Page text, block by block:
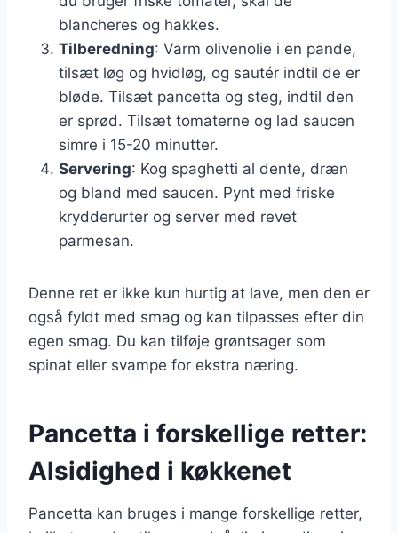
blancheres og hakkes.
Tilberedning: Varm olivenolie i en pande,
tilsæt løg og hvidløg, og sautér indtil de er
bløde. Tilsæt pancetta og steg, indtil den
er sprød. Tilsæt tomaterne og lad saucen
simre i 15-20 minutter.
Servering: Kog spaghetti al dente, dræn
og bland med saucen. Pynt med friske
krydderurter og server med revet
parmesan.
Denne ret er ikke kun hurtig at lave, men den er
også fyldt med smag og kan tilpasses efter din
egen smag. Du kan tilføje grøntsager som
spinat eller svampe for ekstra næring.
Pancetta i forskellige retter:
Alsidighed i køkkenet
Pancetta kan bruges i mange forskellige retter,